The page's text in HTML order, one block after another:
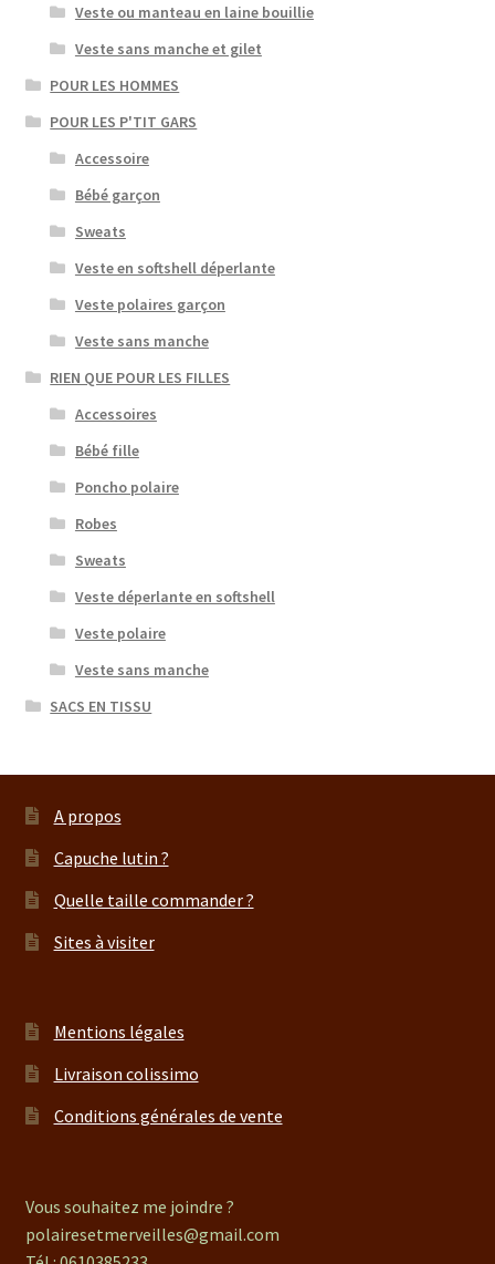
Veste ou manteau en laine bouillie
Veste sans manche et gilet
POUR LES HOMMES
POUR LES P'TIT GARS
Accessoire
Bébé garçon
Sweats
Veste en softshell déperlante
Veste polaires garçon
Veste sans manche
RIEN QUE POUR LES FILLES
Accessoires
Bébé fille
Poncho polaire
Robes
Sweats
Veste déperlante en softshell
Veste polaire
Veste sans manche
SACS EN TISSU
A propos
Capuche lutin ?
Quelle taille commander ?
Sites à visiter
Mentions légales
Livraison colissimo
Conditions générales de vente
Vous souhaitez me joindre ?
polairesetmerveilles@gmail.com